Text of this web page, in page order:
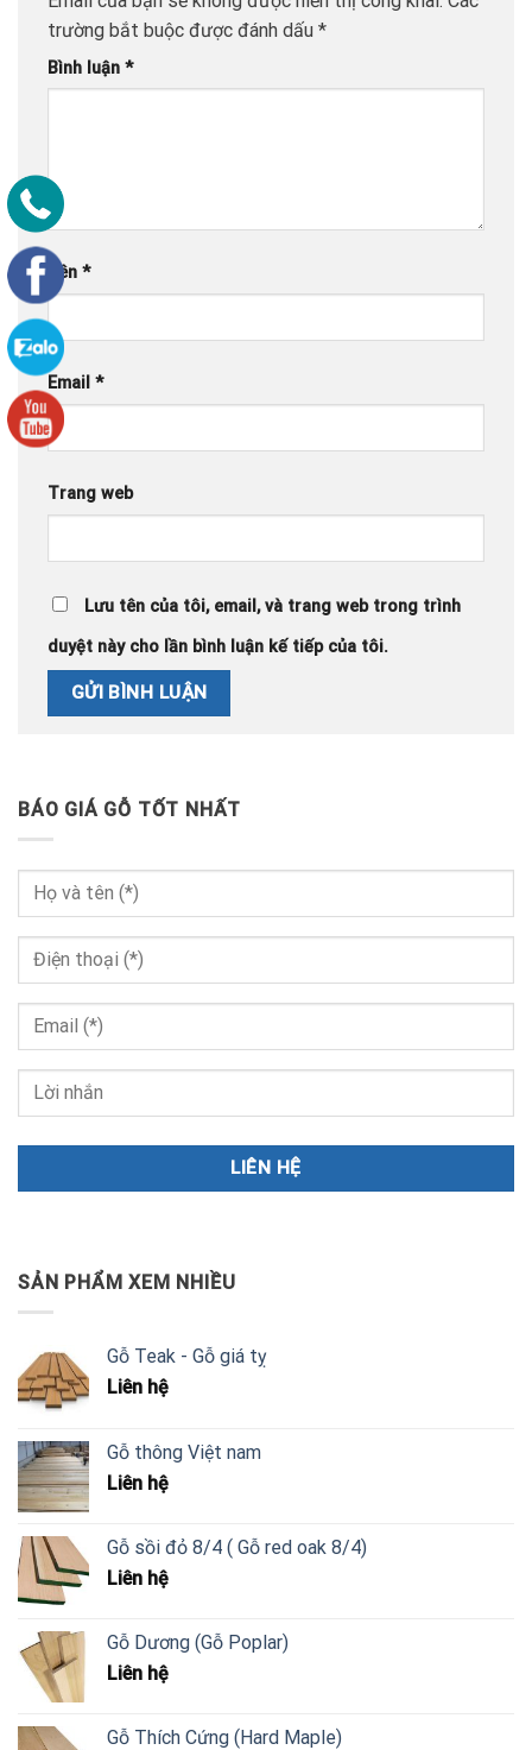
trường bắt buộc được đánh dấu *
Bình luận *
Tên *
Email *
Trang web
Lưu tên của tôi, email, và trang web trong trình
duyệt này cho lần bình luận kế tiếp của tôi.
BÁO GIÁ GỖ TỐT NHẤT
SẢN PHẨM XEM NHIỀU
Gỗ Teak - Gỗ giá tỵ
Liên hệ
Gỗ thông Việt nam
Liên hệ
Gỗ sồi đỏ 8/4 ( Gỗ red oak 8/4)
Liên hệ
Gỗ Dương (Gỗ Poplar)
Liên hệ
Gỗ Thích Cứng (Hard Maple)